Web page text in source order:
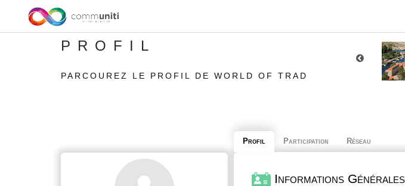
PROFIL
PARCOUREZ LE PROFIL DE WORLD OF TRAD
Profil Participation Réseau
Informations Générales